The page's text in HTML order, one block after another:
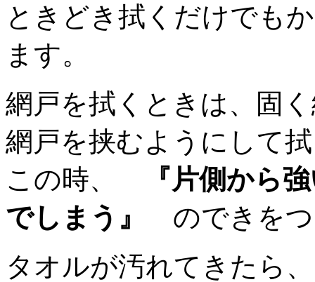
ときどき拭くだけでも
ます。
網戸を拭くときは、固
網戸を挟むようにして
この時、
『片側から
でしまう』
のできを
タオルが汚れてきたら